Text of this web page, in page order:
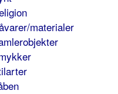
materialer